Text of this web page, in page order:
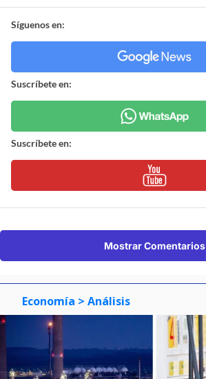
Síguenos en:
Suscríbete en:
Suscríbete en:
Mostrar Comentarios
Economía > Análisis